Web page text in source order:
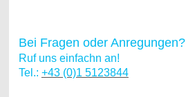
Bei Fragen oder Anregungen?
Ruf uns einfachn an!
Tel.: +43 (0)1 5123844